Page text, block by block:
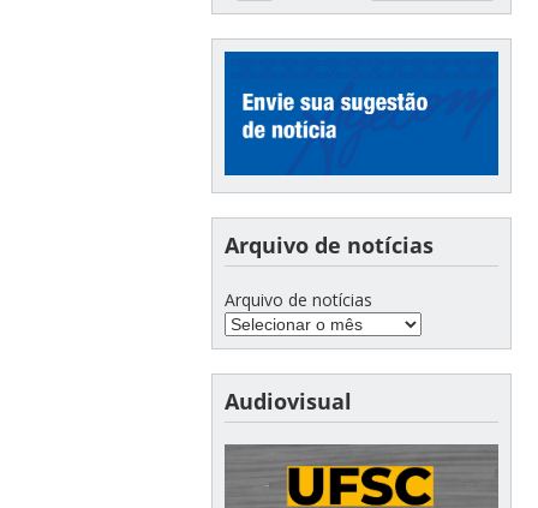
Arquivo de notícias
Arquivo de notícias
Audiovisual